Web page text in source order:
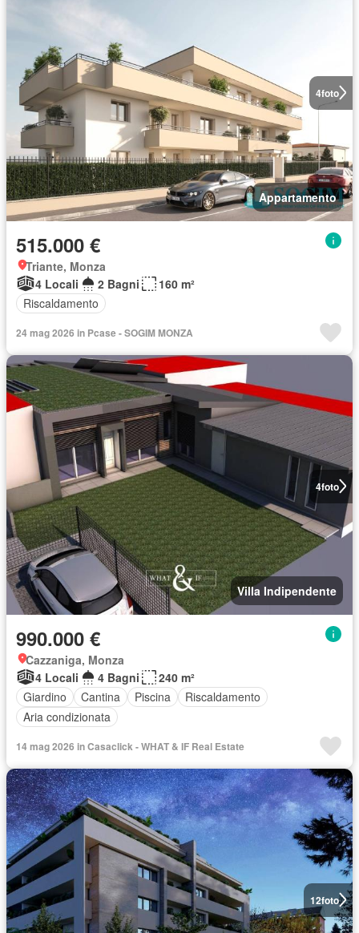
4foto
Appartamento
515.000 €
Triante, Monza
4 Locali
2 Bagni
160 m²
Riscaldamento
24 mag 2026 in Pcase - SOGIM MONZA
4foto
Villa Indipendente
990.000 €
Cazzaniga, Monza
4 Locali
4 Bagni
240 m²
Giardino
Cantina Piscina
Riscaldamento
Aria condizionata
14 mag 2026 in Casaclick - WHAT & IF Real Estate
12foto